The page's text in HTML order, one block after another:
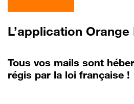
L’application Orange
Tous vos mails sont
régis par la loi française !